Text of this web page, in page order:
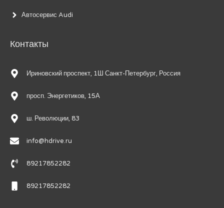
Автосервис Audi
Контакты
Ириновский проспект, 1Ш Санкт-Петербург, Россия
просп. Энергетиков, 15А
ш. Революции, 83
info@hdrive.ru
89217852282
89217852282